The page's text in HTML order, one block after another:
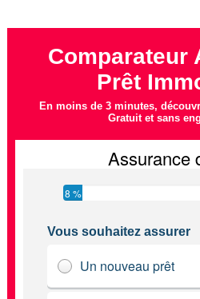
Comparateur
Prêt
En moins de 3 minutes,
Gratuit et sans